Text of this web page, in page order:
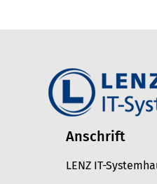
Anschrift
LENZ IT-